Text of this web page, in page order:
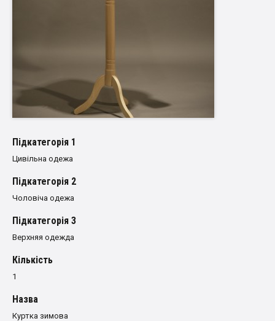
Пiдкатегорiя 1
Цивільна одежа
Пiдкатегорiя 2
Чоловіча одежа
Пiдкатегорiя 3
Верхняя одежда
Кількість
1
Назва
Куртка зимова